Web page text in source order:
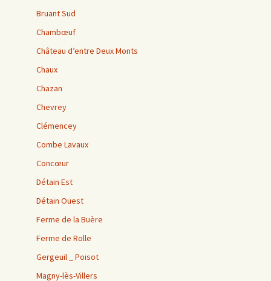
Bruant Sud
Chambœuf
Château d’entre Deux Monts
Chaux
Chazan
Chevrey
Clémencey
Combe Lavaux
Concœur
Détain Est
Détain Ouest
Ferme de la Buère
Ferme de Rolle
Gergeuil _ Poisot
Magny-lès-Villers